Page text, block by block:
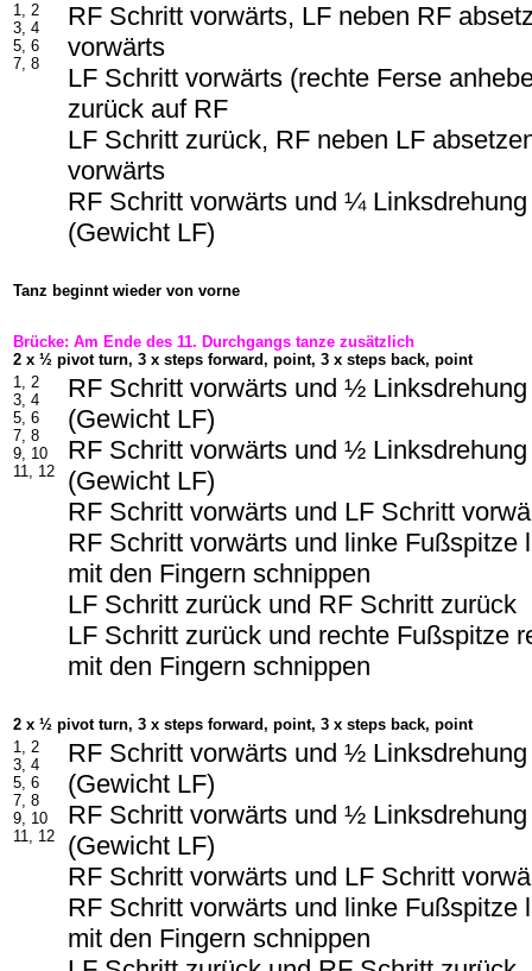
1, 2
3, 4
5, 6
7, 8
RF Schritt vorwärts, LF neben RF
vorwärts
LF Schritt vorwärts (rechte Ferse
zurück auf RF
LF Schritt zurück, RF neben LF
vorwärts
RF Schritt vorwärts und ¼
(Gewicht LF)
Tanz beginnt wieder von vorne
Brücke: Am Ende des 11. Durchgangs tanze zusätzlich
2 x ½ pivot turn, 3 x steps forward, point, 3 x steps back, point
1, 2
3, 4
5, 6
7, 8
9, 10
11, 12
RF Schritt vorwärts und ½
(Gewicht LF)
RF Schritt vorwärts und ½
(Gewicht LF)
RF Schritt vorwärts und LF Schritt
RF Schritt vorwärts und linke Fußspitze
mit den Fingern schnippen
LF Schritt zurück und RF Schritt zurück
LF Schritt zurück und rechte Fußspitze
mit den Fingern schnippen
2 x ½ pivot turn, 3 x steps forward, point, 3 x steps back, point
1, 2
3, 4
5, 6
7, 8
9, 10
11, 12
RF Schritt vorwärts und ½
(Gewicht LF)
RF Schritt vorwärts und ½
(Gewicht LF)
RF Schritt vorwärts und LF Schritt
RF Schritt vorwärts und linke Fußspitze
mit den Fingern schnippen